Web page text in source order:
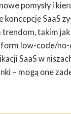
nowe pomysły i
SaaS
trendom, takim
low-code/no-
SaaS w
– mogą one